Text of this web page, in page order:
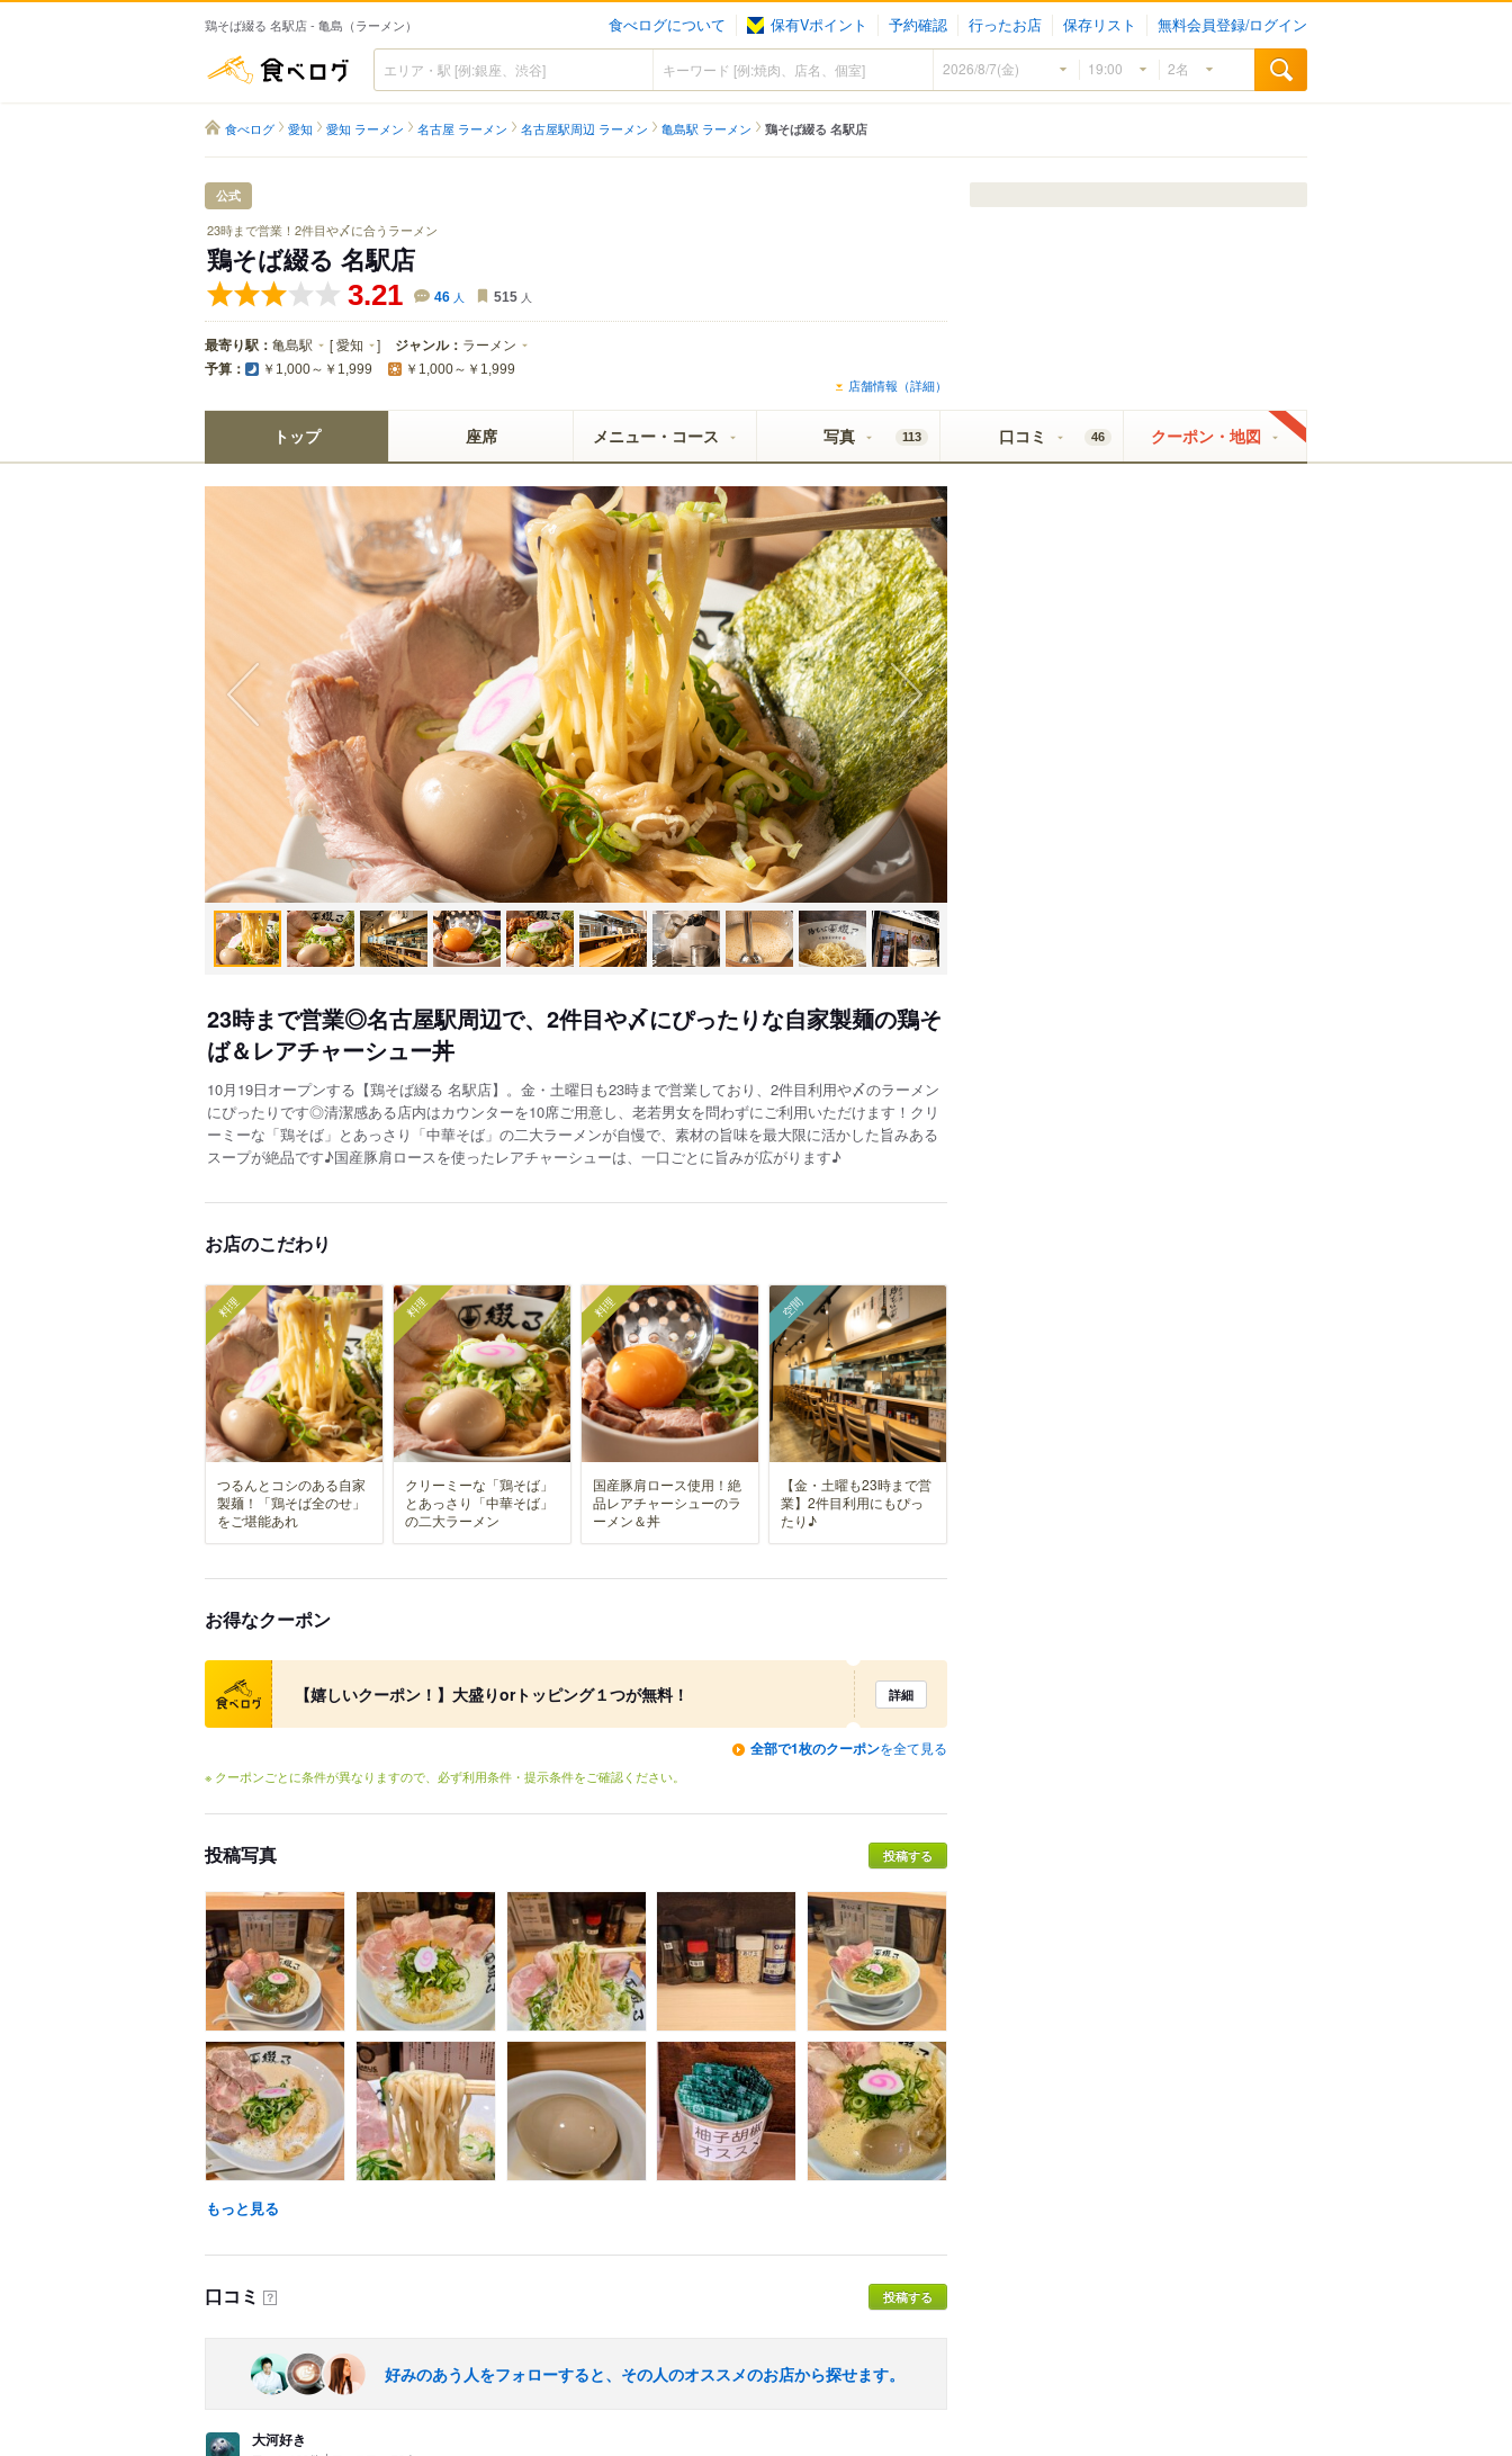
鶏そば綴る 名駅店 - 亀島（ラーメン） 食べログについて 保有Vポイント 予約確認 行ったお店 保存リスト 無料会員登録/ログイン
食べログ
食べログ 愛知 愛知 ラーメン 名古屋 ラーメン 名古屋駅周辺 ラーメン 亀島駅 ラーメン 鶏そば綴る 名駅店
公式
23時まで営業！2件目や〆に合うラーメン
鶏そば綴る 名駅店
3.21 46 人 515 人
最寄り駅： 亀島駅 [愛知 ] ジャンル： ラーメン
予算： ￥1,000～￥1,999 ￥1,000～￥1,999
店舗情報（詳細）
トップ 座席 メニュー・コース 写真 113 口コミ 46 クーポン・地図
23時まで営業◎名古屋駅周辺で、2件目や〆にぴったりな自家製麺の鶏そ
ば＆レアチャーシュー丼
10月19日オープンする【鶏そば綴る 名駅店】。金・土曜日も23時まで営業しており、2件目利用や〆のラーメン
にぴったりです◎清潔感ある店内はカウンターを10席ご用意し、老若男女を問わずにご利用いただけます！クリ
ーミーな「鶏そば」とあっさり「中華そば」の二大ラーメンが自慢で、素材の旨味を最大限に活かした旨みある
スープが絶品です♪国産豚肩ロースを使ったレアチャーシューは、一口ごとに旨みが広がります♪
お店のこだわり
料理
つるんとコシのある自家
製麺！「鶏そば全のせ」
をご堪能あれ
料理
クリーミーな「鶏そば」
とあっさり「中華そば」
の二大ラーメン
料理
国産豚肩ロース使用！絶
品レアチャーシューのラ
ーメン＆丼
空間
【金・土曜も23時まで営
業】2件目利用にもぴっ
たり♪
お得なクーポン
クーポン
【嬉しいクーポン！】大盛りorトッピング１つが無料！ 詳細
全部で1枚のクーポンを全て見る
※ クーポンごとに条件が異なりますので、必ず利用条件・提示条件をご確認ください。
投稿写真 投稿する
もっと見る
口コミ ？ 投稿する
好みのあう人をフォローすると、その人のオススメのお店から探せます。
大河好き